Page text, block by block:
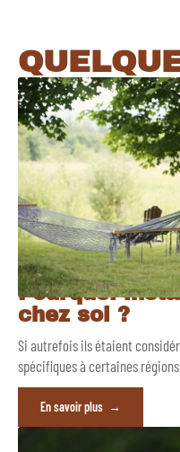
Pourquoi
chez soi ?
Si autrefois ils étaient
spécifiques à certaines
En savoir plus